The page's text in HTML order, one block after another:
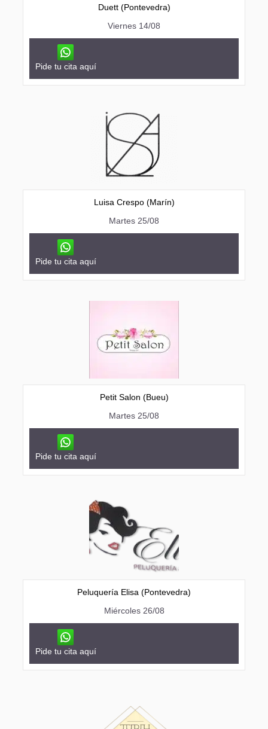
Duett (Pontevedra)
Viernes 14/08
Pide tu cita aquí
Luisa Crespo (Marín)
Martes 25/08
Pide tu cita aquí
Petit Salon (Bueu)
Martes 25/08
Pide tu cita aquí
Peluquería Elisa (Pontevedra)
Miércoles 26/08
Pide tu cita aquí